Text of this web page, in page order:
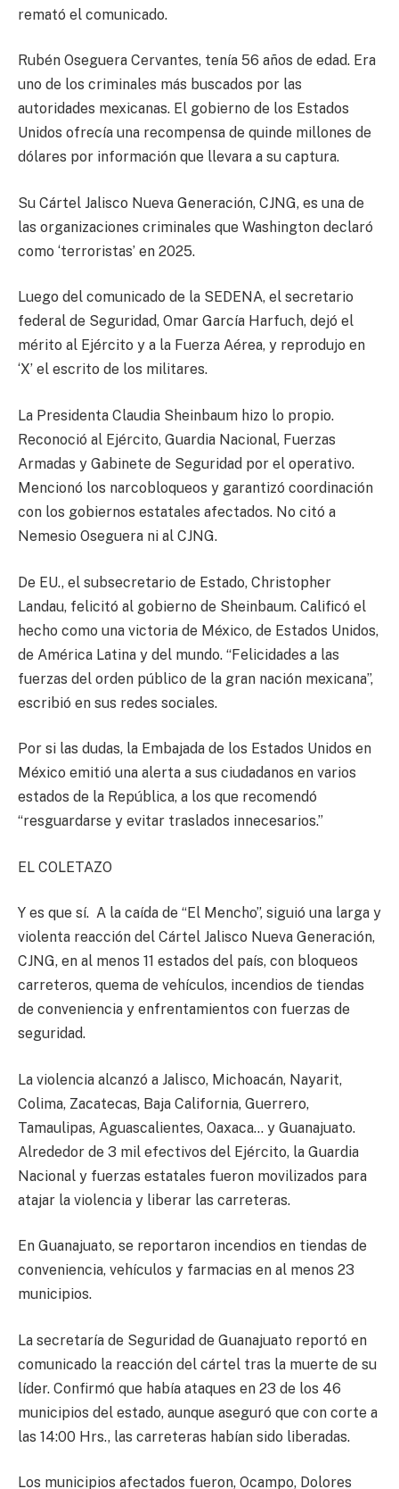
remató el comunicado.
Rubén Oseguera Cervantes, tenía 56 años de edad. Era
uno de los criminales más buscados por las
autoridades mexicanas. El gobierno de los Estados
Unidos ofrecía una recompensa de quinde millones de
dólares por información que llevara a su captura.
Su Cártel Jalisco Nueva Generación, CJNG, es una de
las organizaciones criminales que Washington declaró
como ‘terroristas’ en 2025.
Luego del comunicado de la SEDENA, el secretario
federal de Seguridad, Omar García Harfuch, dejó el
mérito al Ejército y a la Fuerza Aérea, y reprodujo en
‘X’ el escrito de los militares.
La Presidenta Claudia Sheinbaum hizo lo propio.
Reconoció al Ejército, Guardia Nacional, Fuerzas
Armadas y Gabinete de Seguridad por el operativo.
Mencionó los narcobloqueos y garantizó coordinación
con los gobiernos estatales afectados. No citó a
Nemesio Oseguera ni al CJNG.
De EU., el subsecretario de Estado, Christopher
Landau, felicitó al gobierno de Sheinbaum. Calificó el
hecho como una victoria de México, de Estados Unidos,
de América Latina y del mundo. “Felicidades a las
fuerzas del orden público de la gran nación mexicana”,
escribió en sus redes sociales.
Por si las dudas, la Embajada de los Estados Unidos en
México emitió una alerta a sus ciudadanos en varios
estados de la República, a los que recomendó
“resguardarse y evitar traslados innecesarios.”
EL COLETAZO
Y es que sí. A la caída de “El Mencho”, siguió una larga y
violenta reacción del Cártel Jalisco Nueva Generación,
CJNG, en al menos 11 estados del país, con bloqueos
carreteros, quema de vehículos, incendios de tiendas
de conveniencia y enfrentamientos con fuerzas de
seguridad.
La violencia alcanzó a Jalisco, Michoacán, Nayarit,
Colima, Zacatecas, Baja California, Guerrero,
Tamaulipas, Aguascalientes, Oaxaca… y Guanajuato.
Alrededor de 3 mil efectivos del Ejército, la Guardia
Nacional y fuerzas estatales fueron movilizados para
atajar la violencia y liberar las carreteras.
En Guanajuato, se reportaron incendios en tiendas de
conveniencia, vehículos y farmacias en al menos 23
municipios.
La secretaría de Seguridad de Guanajuato reportó en
comunicado la reacción del cártel tras la muerte de su
líder. Confirmó que había ataques en 23 de los 46
municipios del estado, aunque aseguró que con corte a
las 14:00 Hrs., las carreteras habían sido liberadas.
Los municipios afectados fueron, Ocampo, Dolores